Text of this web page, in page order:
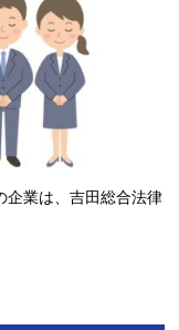
企業は、吉田総合法律